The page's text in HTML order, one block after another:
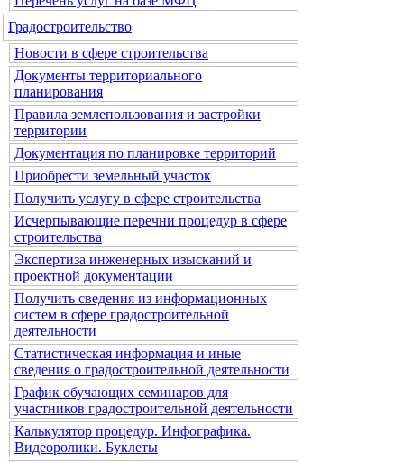
Градостроительство
Новости в сфере строительства
Документы территориального
планирования
Правила землепользования и застройки
территории
Документация по планировке территорий
Приобрести земельный участок
Получить услугу в сфере строительства
Исчерпывающие перечни процедур в сфере
строительства
Экспертиза инженерных изысканий и
проектной документации
Получить сведения из информационных
систем в сфере градостроительной
деятельности
Статистическая информация и иные
сведения о градостроительной деятельности
График обучающих семинаров для
участников градостроительной деятельности
Калькулятор процедур. Инфографика.
Видеоролики. Буклеты